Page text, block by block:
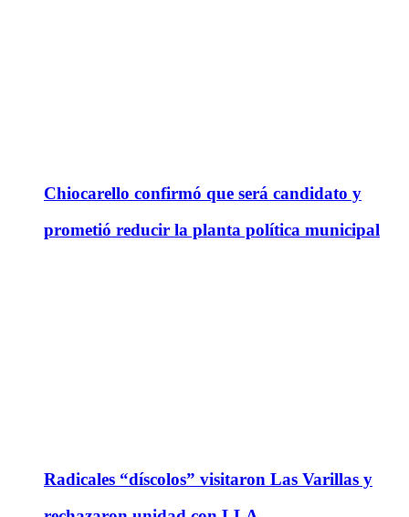
Chiocarello confirmó que será candidato y
prometió reducir la planta política municipal
Radicales “díscolos” visitaron Las Varillas y